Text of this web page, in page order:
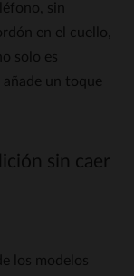
sin
en el cuello,
solo es
un toque
sin caer
los modelos